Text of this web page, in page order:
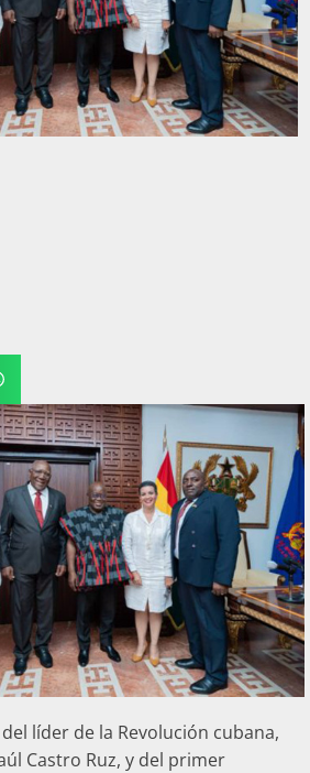
líder de la Revolución cubana,
Castro Ruz, y del primer